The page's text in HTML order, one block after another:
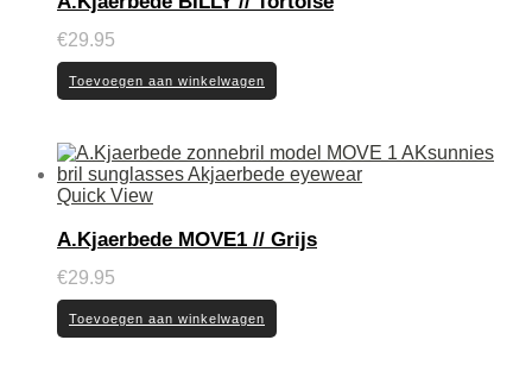
€29.95
Toevoegen aan winkelwagen
Quick View
A.Kjaerbede MOVE1 // Grijs
€29.95
Toevoegen aan winkelwagen